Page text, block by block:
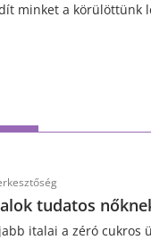
minket a körülöttünk
tudatos
italai a zéró cukros